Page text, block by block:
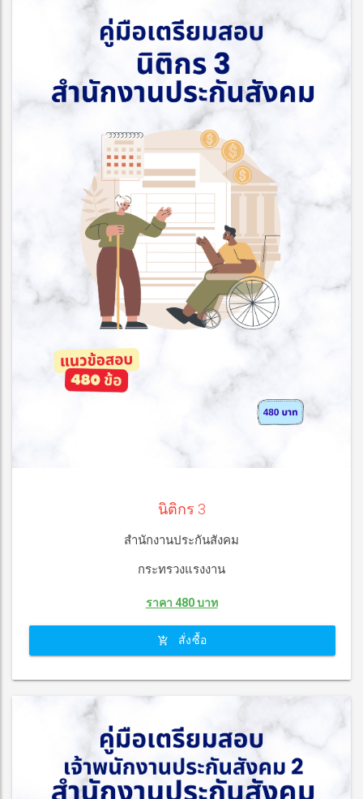
นิติกร 3
สำนักงานประกันสังคม
กระทรวงแรงงาน
ราคา 480 บาท
สั่งซื้อ